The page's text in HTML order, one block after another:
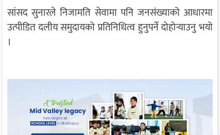
सांसद सुनारले निजामति सेवामा पनि जनसंख्याको आधारमा
उत्पीडित दलीय समुदायको प्रतिनिधित्व हुनुपर्ने दोहोर्‍याउनु भयो
।